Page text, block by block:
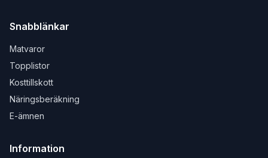
Snabblänkar
Matvaror
Topplistor
Kosttillskott
Näringsberäkning
E-ämnen
Information